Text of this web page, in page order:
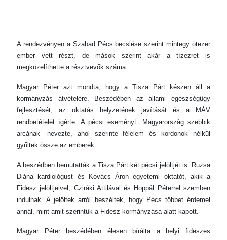
A rendezvényen a Szabad Pécs becslése szerint mintegy ötezer
ember vett részt, de mások szerint akár a tízezret is
megközelíthette a résztvevők száma.
Magyar Péter azt mondta, hogy a Tisza Párt készen áll a
kormányzás átvételére. Beszédében az állami egészségügy
fejlesztését, az oktatás helyzetének javítását és a MÁV
rendbetételét ígérte. A pécsi eseményt „Magyarország szebbik
arcának” nevezte, ahol szerinte félelem és kordonok nélkül
gyűltek össze az emberek.
A beszédben bemutatták a Tisza Párt két pécsi jelöltjét is: Ruzsa
Diána kardiológust és Kovács Áron egyetemi oktatót, akik a
Fidesz jelöltjeivel, Cziráki Attilával és Hoppál Péterrel szemben
indulnak. A jelöltek arról beszéltek, hogy Pécs többet érdemel
annál, mint amit szerintük a Fidesz kormányzása alatt kapott.
Magyar Péter beszédében élesen bírálta a helyi fideszes